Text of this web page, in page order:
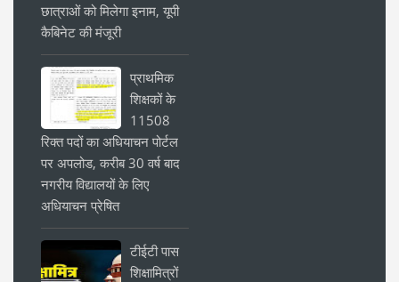
छात्राओं को मिलेगा इनाम, यूपी
कैबिनेट की मंजूरी
प्राथमिक
शिक्षकों के
11508
रिक्त पदों का अधियाचन पोर्टल
पर अपलोड, करीब 30 वर्ष बाद
नगरीय विद्यालयों के लिए
अधियाचन प्रेषित
टीईटी पास
शिक्षामित्रों